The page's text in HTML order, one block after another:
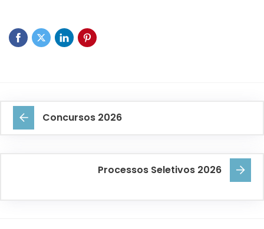
Concursos 2026
Processos Seletivos 2026